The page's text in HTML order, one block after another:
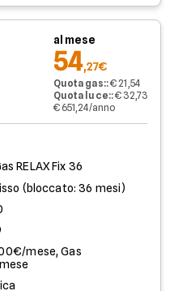
al mese
54,27€
Quota gas::€ 21,54
Quota luce::€ 32,73
€ 651,24/anno
RELAX Fix 36
(bloccato: 36 mesi)
mese, Gas